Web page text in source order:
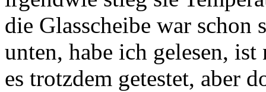
die Glasscheibe war
unten, habe ich gelesen,
es trotzdem getestet, aber